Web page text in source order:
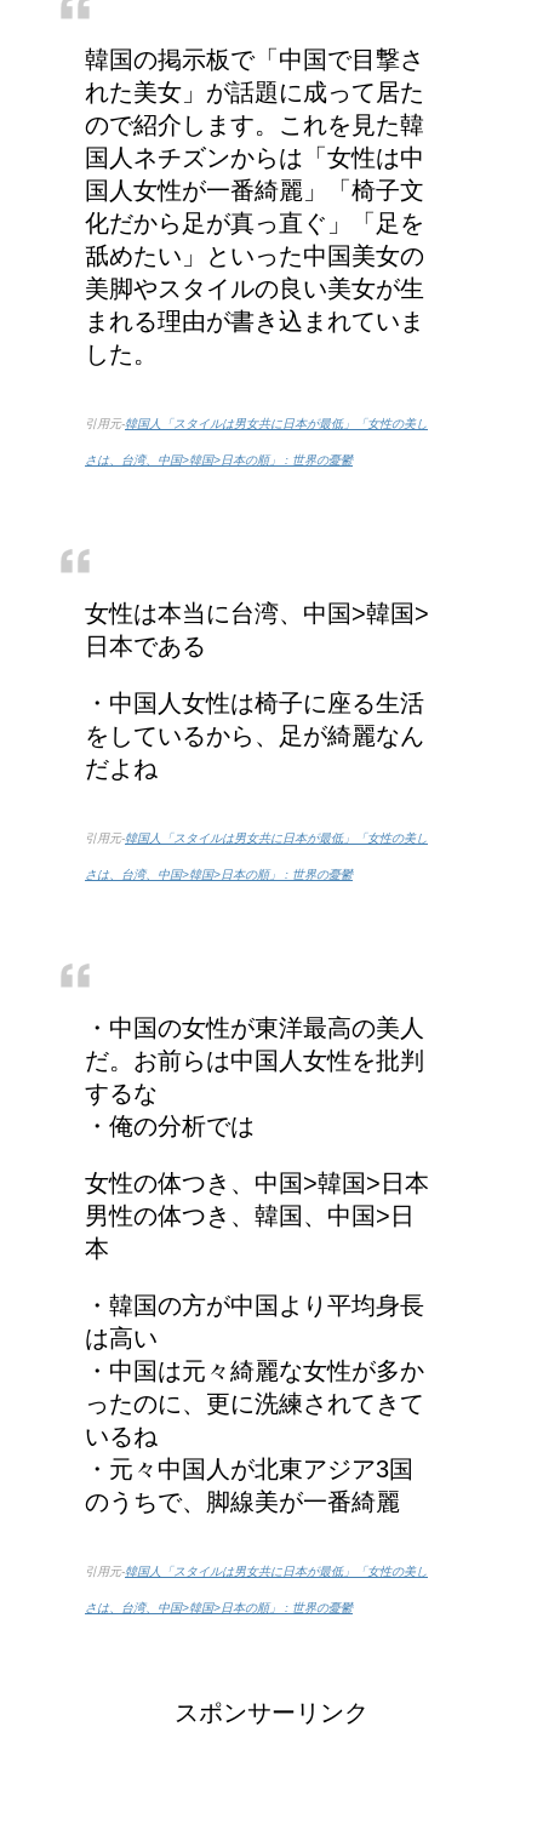
詳しく知りたい！イギリ
ス式の食事マナー
韓国の掲示板で「中国で目撃さ
れた美女」が話題に成って居た
ので紹介します。これを見た韓
国人ネチズンからは「女性は中
国人女性が一番綺麗」「椅子文
化だから足が真っ直ぐ」「足を
舐めたい」といった中国美女の
美脚やスタイルの良い美女が生
まれる理由が書き込まれていま
した。
引用元-韓国人「スタイルは男女共に日本が最低」「女性の美し
さは、台湾、中国>韓国>日本の順」 : 世界の憂鬱
女性は本当に台湾、中国>韓国>
日本である
・中国人女性は椅子に座る生活
をしているから、足が綺麗なん
だよね
引用元-韓国人「スタイルは男女共に日本が最低」「女性の美し
さは、台湾、中国>韓国>日本の順」 : 世界の憂鬱
・中国の女性が東洋最高の美人
だ。お前らは中国人女性を批判
するな
・俺の分析では
女性の体つき、中国>韓国>日本
男性の体つき、韓国、中国>日
本
・韓国の方が中国より平均身長
は高い
・中国は元々綺麗な女性が多か
ったのに、更に洗練されてきて
いるね
・元々中国人が北東アジア3国
のうちで、脚線美が一番綺麗
引用元-韓国人「スタイルは男女共に日本が最低」「女性の美し
さは、台湾、中国>韓国>日本の順」 : 世界の憂鬱
スポンサーリンク